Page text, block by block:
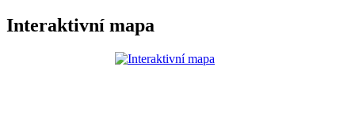
Interaktivní mapa